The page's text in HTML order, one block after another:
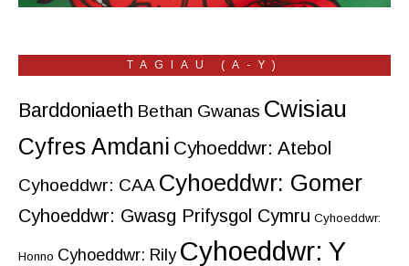
TAGIAU (A-Y)
Barddoniaeth Bethan Gwanas Cwisiau
Cyfres Amdani Cyhoeddwr: Atebol
Cyhoeddwr: CAA Cyhoeddwr: Gomer
Cyhoeddwr: Gwasg Prifysgol Cymru Cyhoeddwr:
Honno Cyhoeddwr: Rily Cyhoeddwr: Y